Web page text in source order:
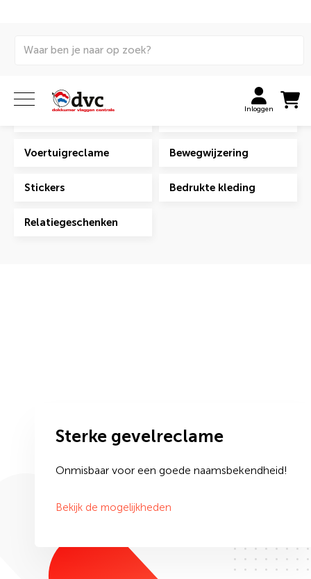
Inloggen
Voertuigreclame Bewegwijzering
Stickers Bedrukte kleding
Relatiegeschenken
Sterke gevelreclame
Onmisbaar voor een goede naamsbekendheid!
Bekijk de mogelijkheden